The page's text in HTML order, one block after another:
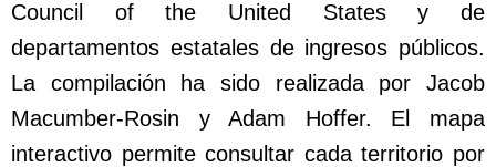
Council of the United States y de
departamentos estatales de ingresos públicos.
La compilación ha sido realizada por Jacob
Macumber-Rosin y Adam Hoffer. El mapa
interactivo permite consultar cada territorio por